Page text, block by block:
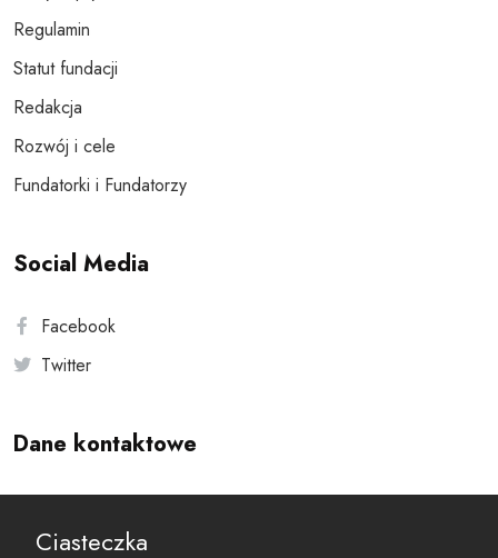
Regulamin
Statut fundacji
Redakcja
Rozwój i cele
Fundatorki i Fundatorzy
Social Media
Facebook
Twitter
Dane kontaktowe
reset@resetobywatelski.pl
Ciasteczka